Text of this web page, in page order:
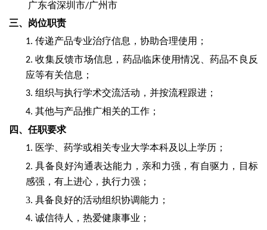
广东省深圳市/广州市
三、岗位职责
1. 传递产品专业治疗信息，协助合理使用；
2.收集反馈市场信息，药品临床使用情况、药品不良反
应等有关信息；
3. 组织与执行学术交流活动，并按流程跟进；
4. 其他与产品推广相关的工作；
四、任职要求
1. 医学、药学或相关专业大学本科及以上学历；
2.具备良好沟通表达能力，亲和力强，有自驱力，目标
感强，有上进心，执行力强；
3. 具备良好的活动组织协调能力 ；
4. 诚信待人，热爱健康事业；